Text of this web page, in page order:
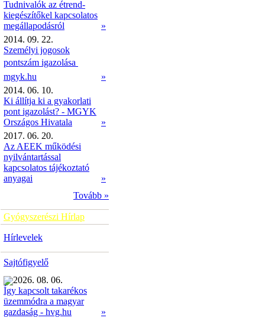
Tudnivalók az étrend-
kiegészítőkel kapcsolatos
megállapodásról
»
2014. 09. 22.
Személyi jogosok
pontszám igazolása 
mgyk.hu
»
2014. 06. 10.
Ki állítja ki a gyakorlati
pont igazolást? - MGYK
Országos Hivatala
»
2017. 06. 20.
Az AEEK működési
nyilvántartással
kapcsolatos tájékoztató
anyagai
»
Tovább »
Gyógyszerészi Hírlap
Hírlevelek
Sajtófigyelő
2026. 08. 06.
Így kapcsolt takarékos
üzemmódra a magyar
gazdaság - hvg.hu
»